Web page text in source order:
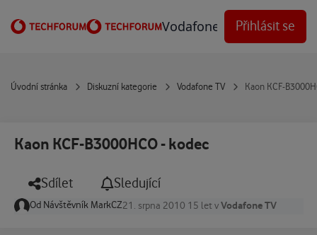
Vodafone Techforum
Přihlásit se
Úvodní stránka Diskuzní kategorie Vodafone TV Kaon KCF-
Kaon KCF-B3000HCO - kodec
Sdílet Sledující
Od Návštěvník MarkCZ21. srpna 2010 15 let vVodafone TV